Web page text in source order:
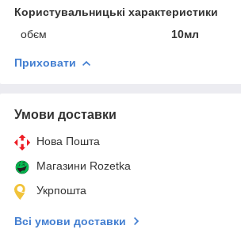
Користувальницькі характеристики
обєм
10мл
Приховати
Умови доставки
Нова Пошта
Магазини Rozetka
Укрпошта
Всі умови доставки